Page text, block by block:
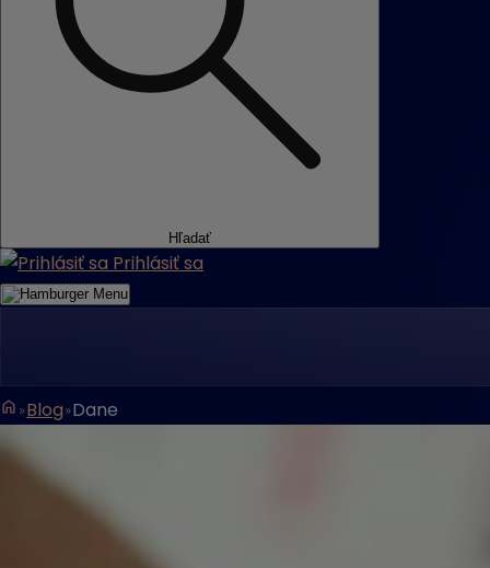
Hľadať
Prihlásiť sa
Menu
Blog Dane